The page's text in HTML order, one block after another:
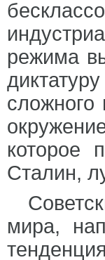
режима
сложного
которое
Сталин,
мира,